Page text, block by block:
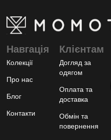
Навгація
Колекції
Про нас
Блог
Контакти
Клієнтам
Догляд за
одягом
Оплата та
доставка
Обмін та
повернення